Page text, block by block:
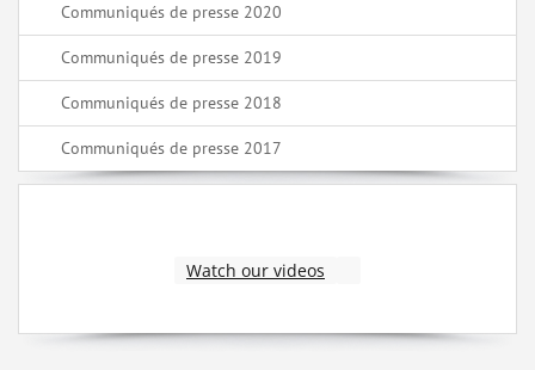
Communiqués de presse 2020
Communiqués de presse 2019
Communiqués de presse 2018
Communiqués de presse 2017
Watch our videos